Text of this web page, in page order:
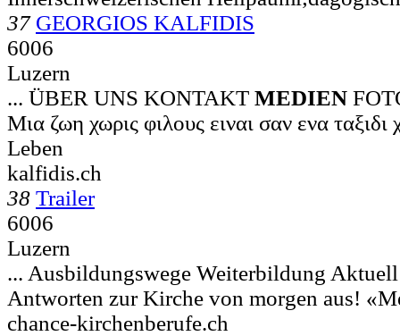
37 GEORGIOS KALFIDIS
6006
Luzern
... ÜBER UNS KONTAKT MEDIEN
Μια ζωη χωρις φιλους ειναι σαν ενα ταξιδι
Leben
kalfidis.ch
38 Trailer
6006
Luzern
... Ausbildungswege Weiterbildung
Antworten zur Kirche von morgen aus!
chance-kirchenberufe.ch